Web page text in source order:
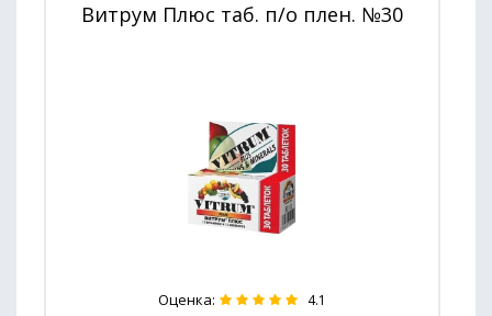
Витрум Плюс таб. п/о плен. №30
Оценка: 4.1